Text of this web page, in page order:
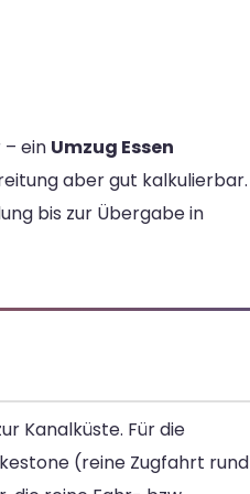
ein Umzug Essen
aber gut kalkulierbar.
bis zur Übergabe in
Kanalküste. Für die
(reine Zugfahrt rund